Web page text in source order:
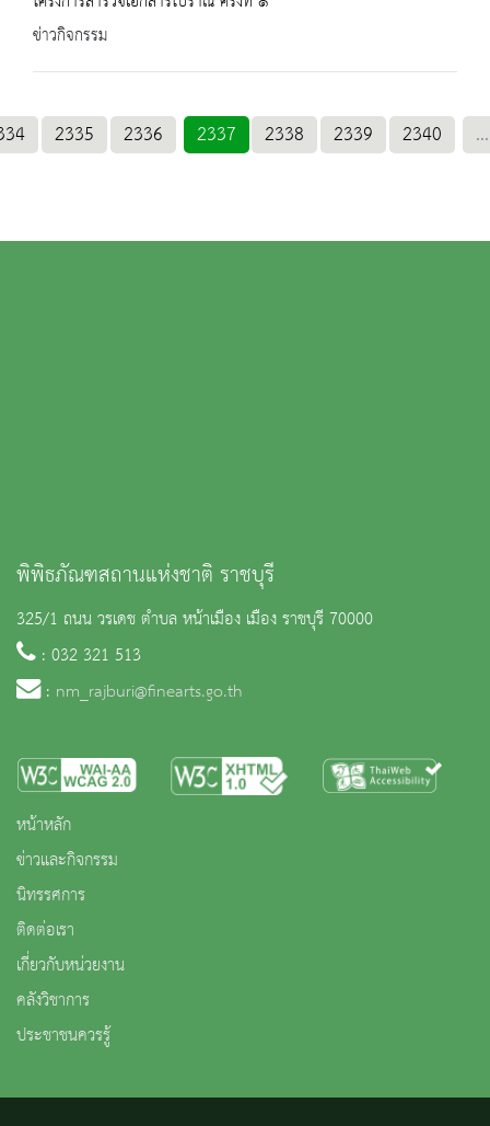
ข่าวกิจกรรม
2335 2336 2337 2338 2339 2340 ...
พิพิธภัณฑสถานแห่งชาติ ราชบุรี
325/1 ถนน วรเดช ตำบล หน้าเมือง เมือง ราชบุรี 70000
: 032 321 513
: nm_rajburi@finearts.go.th
หน้าหลัก
ข่าวและกิจกรรม
นิทรรศการ
ติดต่อเรา
เกี่ยวกับหน่วยงาน
คลังวิชาการ
ประชาชนควรรู้